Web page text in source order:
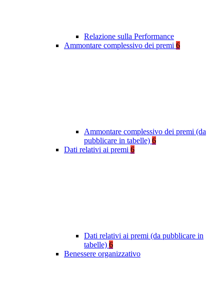
Relazione sulla Performance
Ammontare complessivo dei premi 6
Ammontare complessivo dei premi (da
pubblicare in tabelle) 6
Dati relativi ai premi 6
Dati relativi ai premi (da pubblicare in
tabelle) 6
Benessere organizzativo